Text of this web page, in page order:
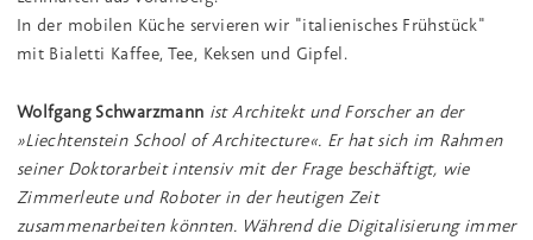
In der mobilen Küche servieren wir "italienisches Frühstück"
mit Bialetti Kaffee, Tee, Keksen und Gipfel.
Wolfgang Schwarzmann ist Architekt und Forscher an der
»Liechtenstein School of Architecture«. Er hat sich im Rahmen
seiner Doktorarbeit intensiv mit der Frage beschäftigt, wie
Zimmerleute und Roboter in der heutigen Zeit
zusammenarbeiten könnten. Während die Digitalisierung immer